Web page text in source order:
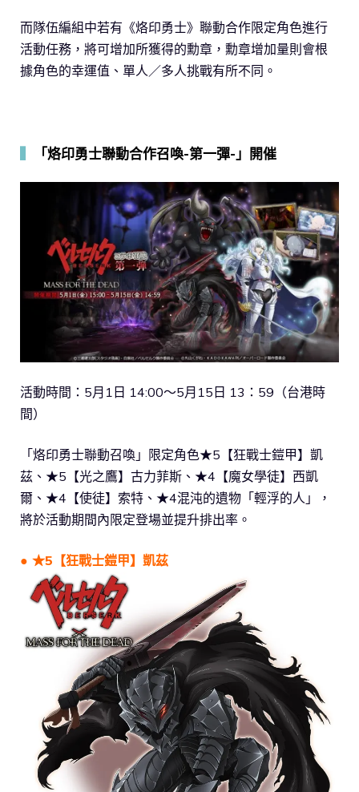
而隊伍編組中若有《烙印勇士》聯動合作限定角色進行
活動任務，將可增加所獲得的勳章，勳章增加量則會根
據角色的幸運值、單人／多人挑戰有所不同。
「烙印勇士聯動合作召喚-第一彈-」開催
活動時間：5月1日 14:00～5月15日 13：59（台港時
間）
「烙印勇士聯動召喚」限定角色★5【狂戰士鎧甲】凱
茲、★5【光之鷹】古力菲斯、★4【魔女學徒】西凱
爾、★4【使徒】索特、★4混沌的遺物「輕浮的人」，
將於活動期間內限定登場並提升排出率。
● ★5【狂戰士鎧甲】凱茲